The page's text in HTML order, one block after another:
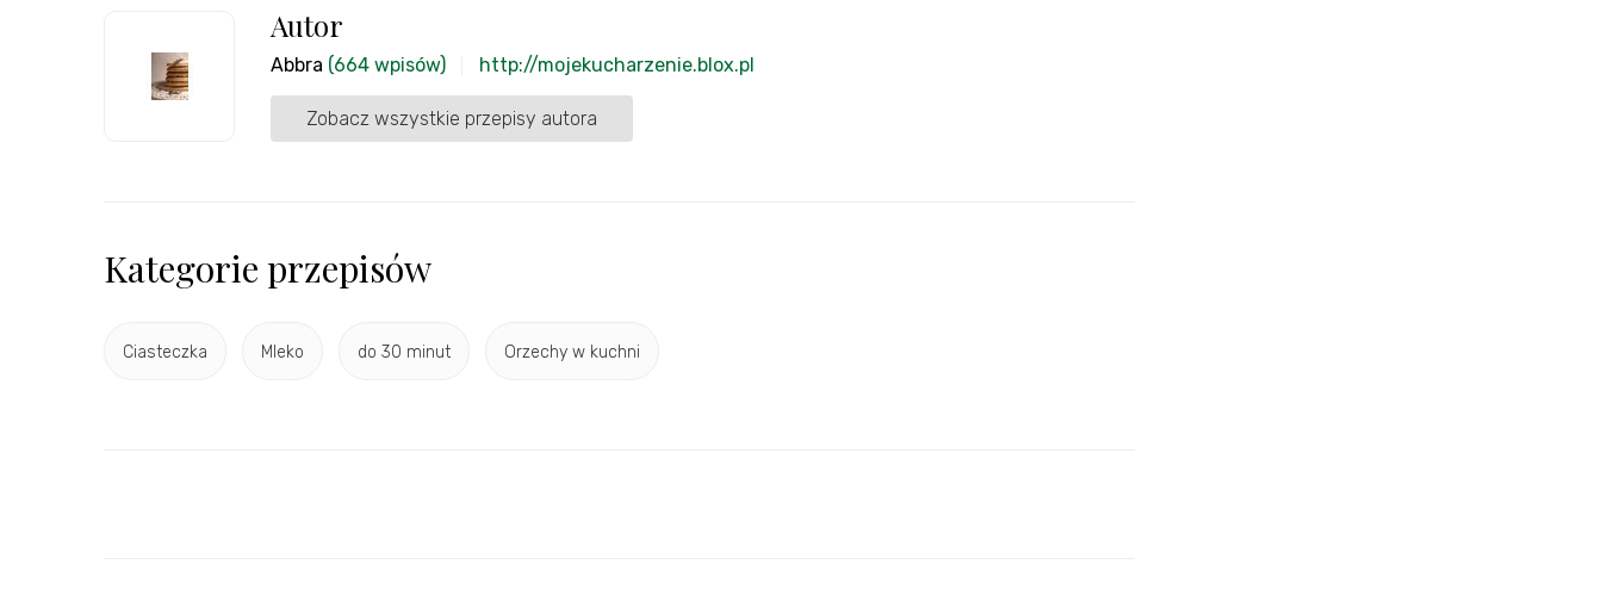
Autor
Abbra (664 wpisów) http://mojekucharzenie.blox.pl
Zobacz wszystkie przepisy autora
Kategorie przepisów
Ciasteczka Mleko do 30 minut Orzechy w kuchni